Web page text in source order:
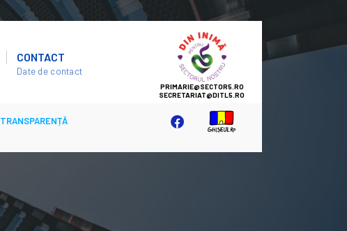
CONTACT
Date de contact
SECTOR
5
TRANSPARENȚĂ